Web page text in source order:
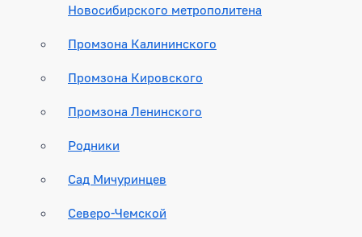
Новосибирского метрополитена
Промзона Калининского
Промзона Кировского
Промзона Ленинского
Родники
Сад Мичуринцев
Северо-Чемской